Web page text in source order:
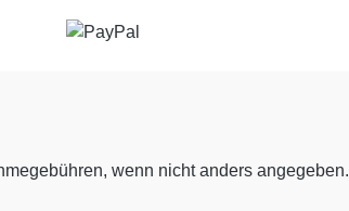
wenn nicht anders angegeben.